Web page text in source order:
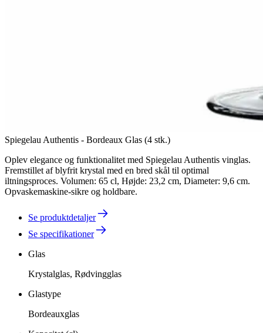
Spiegelau Authentis - Bordeaux Glas (4 stk.)
Oplev elegance og funktionalitet med Spiegelau Authentis vinglas.
Fremstillet af blyfrit krystal med en bred skål til optimal
iltningsproces. Volumen: 65 cl, Højde: 23,2 cm, Diameter: 9,6 cm.
Opvaskemaskine-sikre og holdbare.
Se produktdetaljer
Se specifikationer
Glas
Krystalglas, Rødvingglas
Glastype
Bordeauxglas